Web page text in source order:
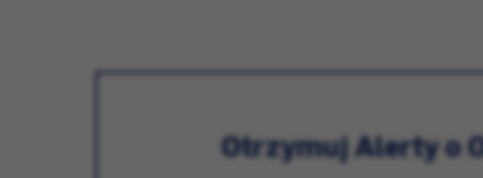
Otrzymuj Alerty o